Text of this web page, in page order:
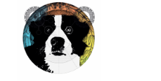
Inhalt
springen